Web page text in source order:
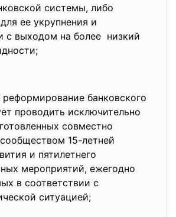
системы, либо
ее укрупнения и
с выходом на более низкий
банковского
проводить исключительно
совместно
15-летней
и пятилетнего
мероприятий, ежегодно
в соответствии с
ситуацией;